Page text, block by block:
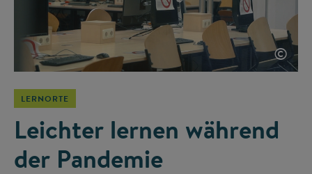
©
LERNORTE
Leichter lernen während
der Pandemie